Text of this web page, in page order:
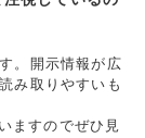
。開示情報が広
み取りやすいも
ますのでぜひ見